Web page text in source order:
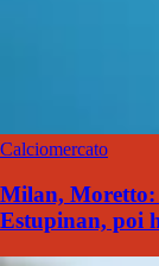
Calciomercato
Milan,
Estupinan, poi